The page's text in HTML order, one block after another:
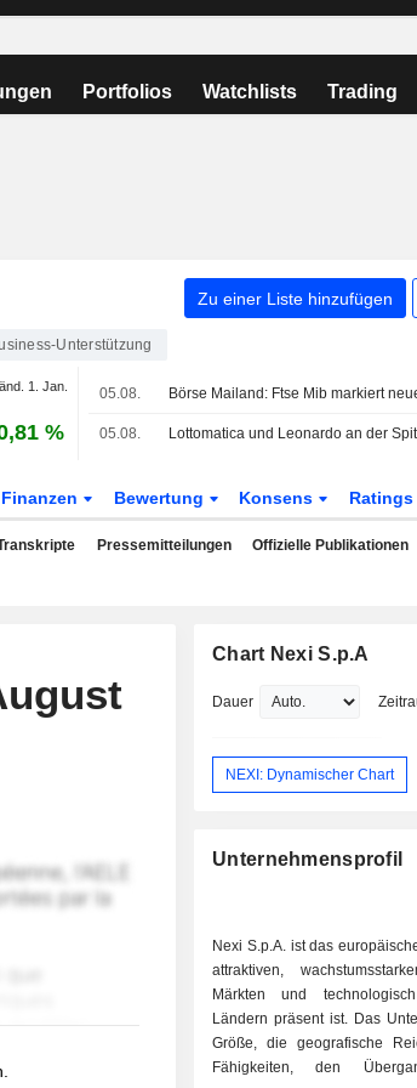
Portfolios Watchlists Trading
Zu einer Liste hinzufügen
Unterstützung
1. Jan.
%
05.08.
05.08.
Finanzen Bewertung Konsens Ratings
Pressemitteilungen Offizielle Publikationen
Chart Nexi S.p.A
Dauer
NEXI: Dynamischer Chart
Unternehmensprofil
Nexi S.p.A. ist das
attraktiven,
Märkten und
Ländern präsent ist. Das
Größe, die geografische
Fähigkeiten, den